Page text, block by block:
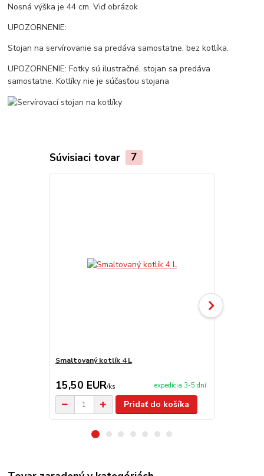
Nosná výška je 44 cm. Viď obrázok
UPOZORNENIE:
Stojan na servírovanie sa predáva samostatne, bez kotlíka.
UPOZORNENIE: Fotky sú ilustračné, stojan sa predáva
samostatne. Kotlíky nie je súčasťou stojana
Súvisiaci tovar 7
Smaltovaný kotlík 4 L
15,50 EUR/ks expedícia 3-5 dní
Pridať do košíka